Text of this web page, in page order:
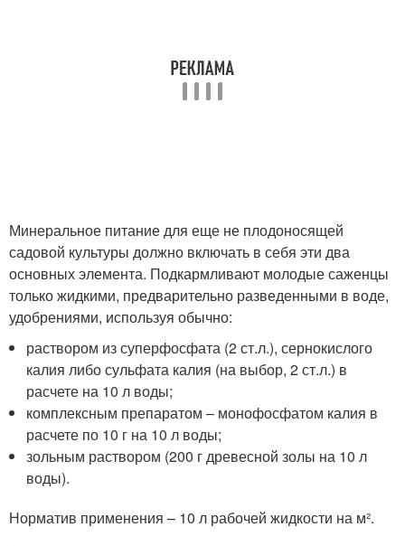
Минеральное питание для еще не плодоносящей
садовой культуры должно включать в себя эти два
основных элемента. Подкармливают молодые саженцы
только жидкими, предварительно разведенными в воде,
удобрениями, используя обычно:
раствором из суперфосфата (2 ст.л.), сернокислого
калия либо сульфата калия (на выбор, 2 ст.л.) в
расчете на 10 л воды;
комплексным препаратом – монофосфатом калия в
расчете по 10 г на 10 л воды;
зольным раствором (200 г древесной золы на 10 л
воды).
Норматив применения – 10 л рабочей жидкости на м².